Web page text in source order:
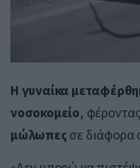
Η γυναίκα
νοσοκομείο, φέροντας
μώλωπες σε διάφορα